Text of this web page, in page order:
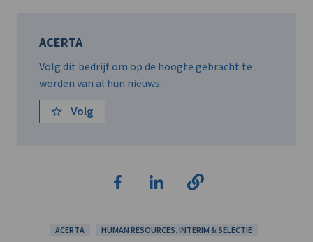
ACERTA
Volg dit bedrijf om op de hoogte gebracht te
worden van al hun nieuws.
Volg
ACERTA HUMAN RESOURCES, INTERIM & SELECTIE